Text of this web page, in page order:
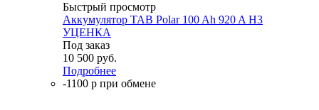
Быстрый просмотр
Аккумулятор TAB Polar 100 Ah 920 A H3
УЦЕНКА
Под заказ
10 500 руб.
Подробнее
-1100 р при обмене